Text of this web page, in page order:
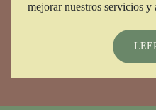
mejorar nuestros servicios y